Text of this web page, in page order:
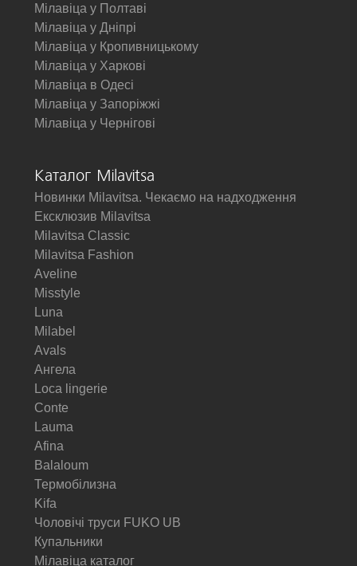
Мілавіца у Полтаві
Мілавіца у Дніпрі
Мілавіца у Кропивницькому
Мілавіца у Харкові
Мілавіца в Одесі
Мілавіца у Запоріжжі
Мілавіца у Чернігові
Каталог Milavitsa
Новинки Milavitsa. Чекаємо на надходження
Ексклюзив Milavitsa
Milavitsa Classic
Milavitsa Fashion
Aveline
Misstyle
Luna
Milabel
Avals
Ангела
Loca lingerie
Conte
Lauma
Afina
Balaloum
Термобілизна
Kifa
Чоловічі труси FUKO UB
Купальники
Мілавіца каталог